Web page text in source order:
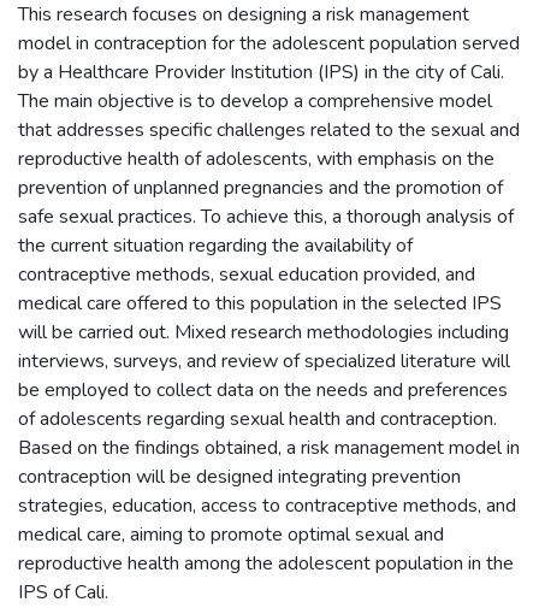
This research focuses on designing a risk management
model in contraception for the adolescent population served
by a Healthcare Provider Institution (IPS) in the city of Cali.
The main objective is to develop a comprehensive model
that addresses specific challenges related to the sexual and
reproductive health of adolescents, with emphasis on the
prevention of unplanned pregnancies and the promotion of
safe sexual practices. To achieve this, a thorough analysis of
the current situation regarding the availability of
contraceptive methods, sexual education provided, and
medical care offered to this population in the selected IPS
will be carried out. Mixed research methodologies including
interviews, surveys, and review of specialized literature will
be employed to collect data on the needs and preferences
of adolescents regarding sexual health and contraception.
Based on the findings obtained, a risk management model in
contraception will be designed integrating prevention
strategies, education, access to contraceptive methods, and
medical care, aiming to promote optimal sexual and
reproductive health among the adolescent population in the
IPS of Cali.